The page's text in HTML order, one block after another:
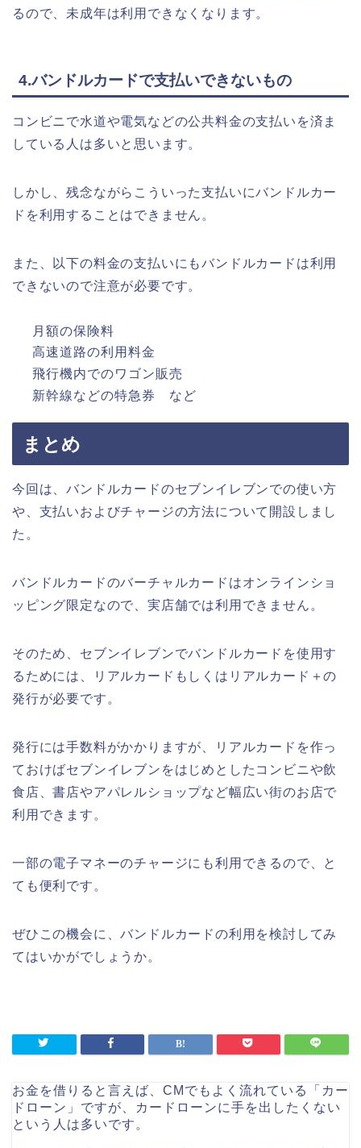
るので、未成年は利用できなくなります。
4.バンドルカードで支払いできないもの
コンビニで水道や電気などの公共料金の支払いを済ま
している人は多いと思います。
しかし、残念ながらこういった支払いにバンドルカー
ドを利用することはできません。
また、以下の料金の支払いにもバンドルカードは利用
できないので注意が必要です。
月額の保険料
高速道路の利用料金
飛行機内でのワゴン販売
新幹線などの特急券 など
まとめ
今回は、バンドルカードのセブンイレブンでの使い方
や、支払いおよびチャージの方法について開設しまし
た。
バンドルカードのバーチャルカードはオンラインショ
ッピング限定なので、実店舗では利用できません。
そのため、セブンイレブンでバンドルカードを使用す
るためには、リアルカードもしくはリアルカード＋の
発行が必要です。
発行には手数料がかかりますが、リアルカードを作っ
ておけばセブンイレブンをはじめとしたコンビニや飲
食店、書店やアパレルショップなど幅広い街のお店で
利用できます。
一部の電子マネーのチャージにも利用できるので、と
ても便利です。
ぜひこの機会に、バンドルカードの利用を検討してみ
てはいかがでしょうか。
お金を借りると言えば、CMでもよく流れている「カー
ドローン」ですが、カードローンに手を出したくない
という人は多いです。